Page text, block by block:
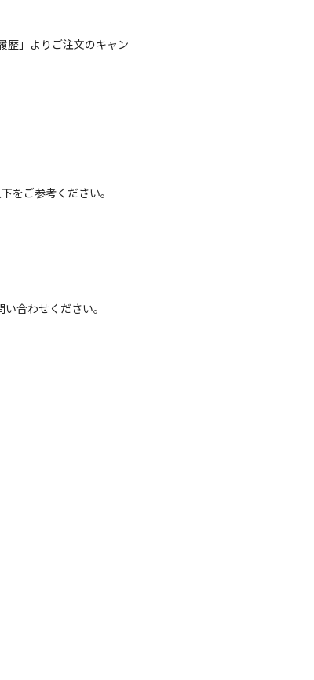
歴」よりご注文のキャン
をご参考ください。
合わせください。